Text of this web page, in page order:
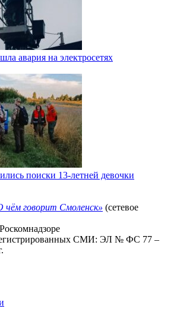
авария на электросетях
поиски 13-летней девочки
чём говорит Смоленск» (сетевое
СМИ: ЭЛ № ФС 77 –